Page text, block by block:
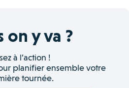
on y va ?
à l’action !
planifier ensemble votre
tournée.